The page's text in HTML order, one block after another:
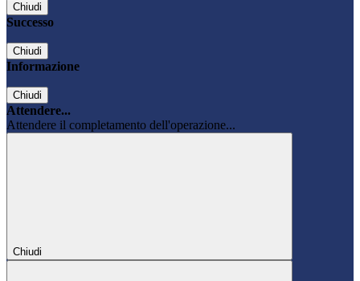
Chiudi
Successo
Chiudi
Informazione
Chiudi
Attendere...
Attendere il completamento dell'operazione...
Chiudi